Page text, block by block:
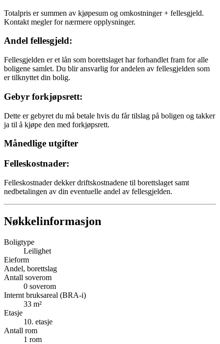
Totalpris er summen av kjøpesum og omkostninger + fellesgjeld.
Kontakt megler for nærmere opplysninger.
Andel fellesgjeld:
Fellesgjelden er et lån som borettslaget har forhandlet fram for alle
boligene samlet. Du blir ansvarlig for andelen av fellesgjelden som
er tilknyttet din bolig.
Gebyr forkjøpsrett:
Dette er gebyret du må betale hvis du får tilslag på boligen og takker
ja til å kjøpe den med forkjøpsrett.
Månedlige utgifter
Felleskostnader:
Felleskostnader dekker driftskostnadene til borettslaget samt
nedbetalingen av din eventuelle andel av fellesgjelden.
Nøkkelinformasjon
Boligtype
Leilighet
Eieform
Andel, borettslag
Antall soverom
0 soverom
Internt bruksareal (BRA-i)
33 m²
Etasje
10. etasje
Antall rom
1 rom